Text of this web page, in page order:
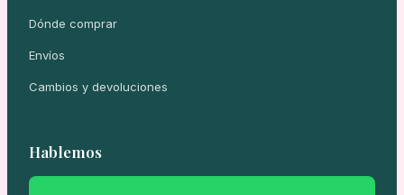
Dónde comprar
Envíos
Cambios y devoluciones
Hablemos